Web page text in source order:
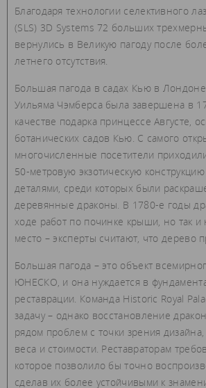
Благодаря технологии селективного
(SLS) 3D Systems 72 больших
вернулись в Великую пагоду после
летнего отсутствия.
Большая пагода в садах Кью в Лондоне
Уильяма Чэмберса была завершена в
качестве подарка принцессе Августе,
ботанических садов Кью. С самого
многочисленные посетители
50-метровую экзотическую
деталями, среди которых были
деревянные драконы. В 1780-е годы
ходе работ по починке крыши, но так и
место – эксперты считают, что дерево
Большая пагода – это объект
ЮНЕСКО, и она нуждается в
реставрации. Команда Historic Royal
задачу – однако восстановление
рядом проблем с точки зрения дизайна,
веса и стоимости. Реставраторам
которое позволило бы точно
сделав их более устойчивыми к